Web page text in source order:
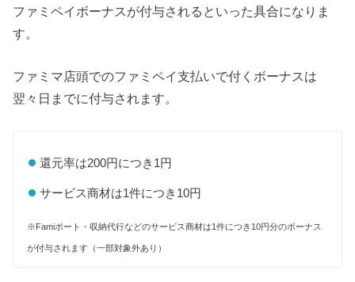
ファミペイボーナスが付与されるといった具合になりま
す。
ファミマ店頭でのファミペイ支払いで付くボーナスは
翌々日までに付与されます。
還元率は200円につき1円
サービス商材は1件につき10円
※Famiポート・収納代行などのサービス商材は1件につき10円分のボーナス
が付与されます（一部対象外あり）